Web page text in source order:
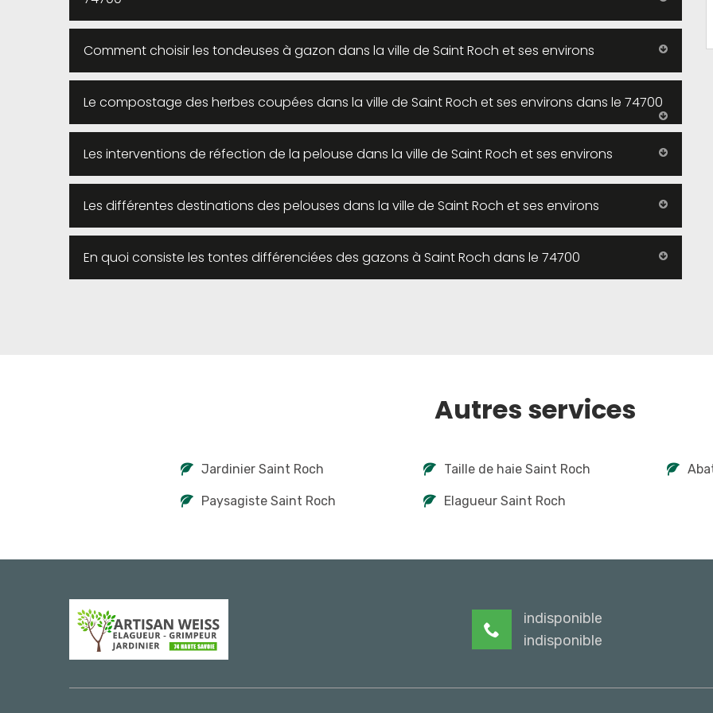
Comment choisir les tondeuses à gazon dans la ville de Saint Roch et ses environs
Le compostage des herbes coupées dans la ville de Saint Roch et ses environs dans le 74700
Les interventions de réfection de la pelouse dans la ville de Saint Roch et ses environs
Les différentes destinations des pelouses dans la ville de Saint Roch et ses environs
En quoi consiste les tontes différenciées des gazons à Saint Roch dans le 74700
Autres services
Jardinier Saint Roch
Paysagiste Saint Roch
Taille de haie Saint Roch
Elagueur Saint Roch
indisponible
indisponible